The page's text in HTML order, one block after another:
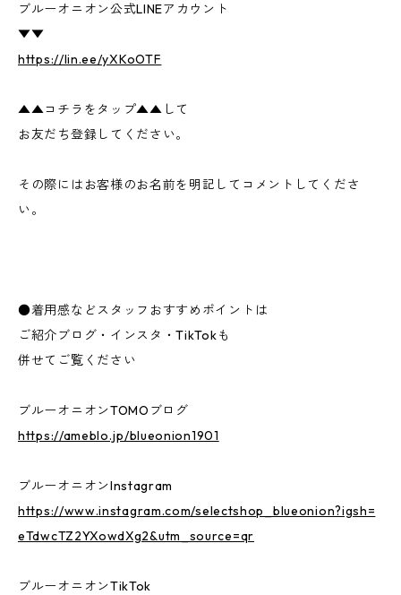
ブルーオニオン公式LINEアカウント
▼▼
https://lin.ee/yXKoOTF
▲▲コチラをタップ▲▲して
お友だち登録してください。
その際にはお客様のお名前を明記してコメントしてくださ
い。
●着用感などスタッフおすすめポイントは
ご紹介ブログ・インスタ・TikTokも
併せてご覧ください
ブルーオニオンTOMOブログ
https://ameblo.jp/blueonion1901
ブルーオニオンInstagram
https://www.instagram.com/selectshop_blueonion?igsh=
eTdwcTZ2YXowdXg2&utm_source=qr
ブルーオニオンTikTok